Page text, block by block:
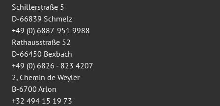
Facebook
Schillerstraße 5
D-66839 Schmelz
+49 (0) 6887-951 9988
Rathausstraße 52
D-66450 Bexbach
+49 (0) 6826 - 823 4207
2, Chemin de Weyler
B-6700 Arlon
+32 494 15 19 73